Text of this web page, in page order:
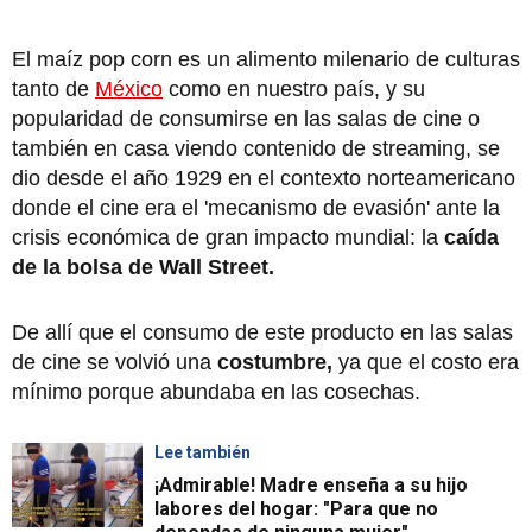
El maíz pop corn es un alimento milenario de culturas
tanto de México como en nuestro país, y su
popularidad de consumirse en las salas de cine o
también en casa viendo contenido de streaming, se
dio desde el año 1929 en el contexto norteamericano
donde el cine era el 'mecanismo de evasión' ante la
crisis económica de gran impacto mundial: la caída
de la bolsa de Wall Street.
De allí que el consumo de este producto en las salas
de cine se volvió una costumbre, ya que el costo era
mínimo porque abundaba en las cosechas.
Lee también
¡Admirable! Madre enseña a su hijo
labores del hogar: "Para que no